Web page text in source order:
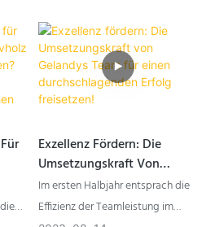
Widerstandsfähigkeit und
erweist sich als wegweisendes
Material für Designer und
Architekten. Seine vielfältigen
Einsatzmöglichkeiten in
verdeutlichen nicht nur seine
Anpassungsfähigkeit, sondern
auch seine Fähigkeit, Form und
Funktion gleichermaßen zu
Exzellenz Fördern: Die
Umsetzungskraft Von
Gelandys Team Für Einen
Durchschlagenden Erfolg
Im ersten Halbjahr entsprach die
Effizienz der Teamleistung im